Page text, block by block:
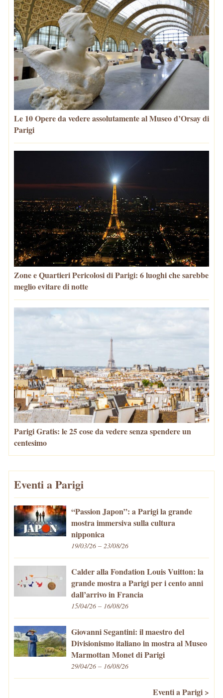
Le 10 Opere da vedere assolutamente al Museo d’Orsay di
Parigi
Zone e Quartieri Pericolosi di Parigi: 6 luoghi che sarebbe
meglio evitare di notte
Parigi Gratis: le 25 cose da vedere senza spendere un
centesimo
Eventi a Parigi
“Passion Japon”: a Parigi la grande
mostra immersiva sulla cultura
nipponica
19/03/26 – 23/08/26
Calder alla Fondation Louis Vuitton: la
grande mostra a Parigi per i cento anni
dall’arrivo in Francia
15/04/26 – 16/08/26
Giovanni Segantini: il maestro del
Divisionismo italiano in mostra al Museo
Marmottan Monet di Parigi
29/04/26 – 16/08/26
Eventi a Parigi >